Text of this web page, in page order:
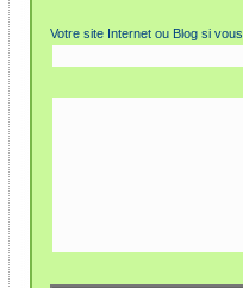
Votre site Internet ou Blog si